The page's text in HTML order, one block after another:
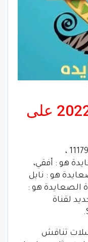
تردد قناة الصعايدة 2022 على
وتردد قناة الصعايدة الجديد هو : 11179 ،
هو : أفقي،
هو : نايل
الصعايدة هو :
لقناة
2022 مسلسلات تناقش